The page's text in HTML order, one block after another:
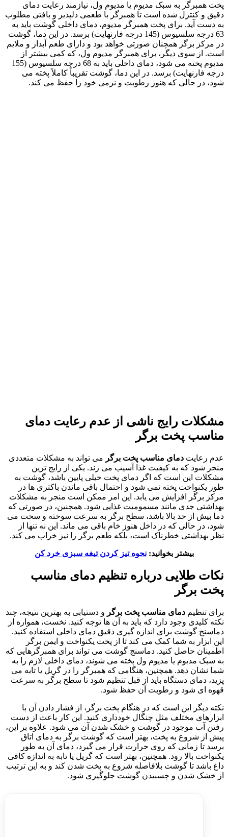
پخت همبرگر به سبک مدیوم یا مدیوم ول، نیازمند رعایت دمای
دقیق و کنترل شده است تا همبرگر با طعمی دلپذیر و بافتی مطلوب
به دست آید. برای پخت همبرگر مدیوم، دمای داخلی گوشت باید به
63 درجه سلسیوس (145 درجه فارنهایت) برسد. در این دما، گوشت
در مرکز برگر همچنان صورتی خواهد بود و دارای طعم آبدار و ملایم
است. از سوی دیگر، برای همبرگر مدیوم ول، که کمی بیشتر از
مدیوم پخته می شود، دمای داخلی باید به 68 درجه سلسیوس (155
درجه فارنهایت) برسد. در این دما، گوشت تقریباً کاملاً پخته می
شود، در حالی که هنوز رطوبت و نرمی خود را حفظ می کند.
مشکلات رایج ناشی از عدم رعایت دمای
مناسب پخت برگر
عدم رعایت دمای مناسب پخت برگر می تواند به مشکلات متعددی
منجر شود که به کیفیت غذا آسیب می زند. یکی از رایج ترین
مشکلات این است که اگر دمای پخت خیلی پایین باشد، گوشت به
طور یکنواخت پخته نمی شود و احتمال باقی ماندن باکتری ها در
مرکز برگر افزایش می یابد. این امر ممکن است منجر به مشکلات
بهداشتی جدی مانند مسمومیت غذایی شود. همچنین، در صورتی که
دما بیش از حد بالا باشد، سطح برگر به سرعت سوخته و سخت می
شود، در حالی که در داخل هنوز خام باقی می ماند. این نه تنها از
نظر بهداشتی خطرناک است، بلکه طعم برگر را نیز خراب می کند.
بیشتر بخوانید:نحوه تیز کردن تیغه سبزی خرد کن
نکات طلایی درباره تنظیم دمای مناسب
پخت برگر
برای تنظیم دمای مناسب پخت برگر و دستیابی به بهترین نتیجه، چند
نکته کلیدی وجود دارد که باید به آن ها توجه کنید. نخست، همواره از
دماسنج گوشت برای اندازه گیری دقیق دمای داخلی استفاده کنید.
این ابزار به شما کمک می کند تا از پخت یکنواخت و ایمن برگر
اطمینان حاصل کنید. دماسنج گوشت می تواند برای همبرگرهایی که
به سبک مدیوم یا مدیوم ول پخته می شوند، دمای داخلی لازم را به
شما نشان دهد. همچنین، هنگامی که همبرگر را در گریل یا تابه می
پزید، دمای دستگاه باید از قبل تنظیم شود تا سطح برگر به سرعت
قهوه ای شود و رطوبت آن حفظ شود.
نکته دیگر این است که در هنگام پخت برگر، از فشار دادن آن با
ابزارهای مختلف مثل چنگال خودداری کنید. این کار باعث از دست
رفتن آب موجود در گوشت و خشک شدن آن می شود. علاوه بر این،
پیش از شروع به پخت، بهتر است که گوشت برگر به دمای اتاق
برسد تا زمانی که روی حرارت قرار می گیرد، دمای آن به طور
یکنواخت بالا رود. همچنین، بهتر است که گریل یا تابه به اندازه کافی
داغ باشد تا گوشت بلافاصله شروع به پخت شدن کند و به این ترتیب
از خشک شدن و چسبیدن گوشت جلوگیری شود.